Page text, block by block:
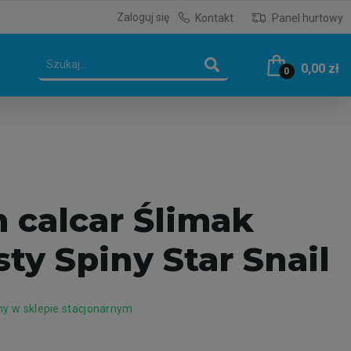
Zaloguj się Kontakt Panel hurtowy
0 0,00 zł
calcar Ślimak
Spiny Star Snail
w sklepie stacjonarnym